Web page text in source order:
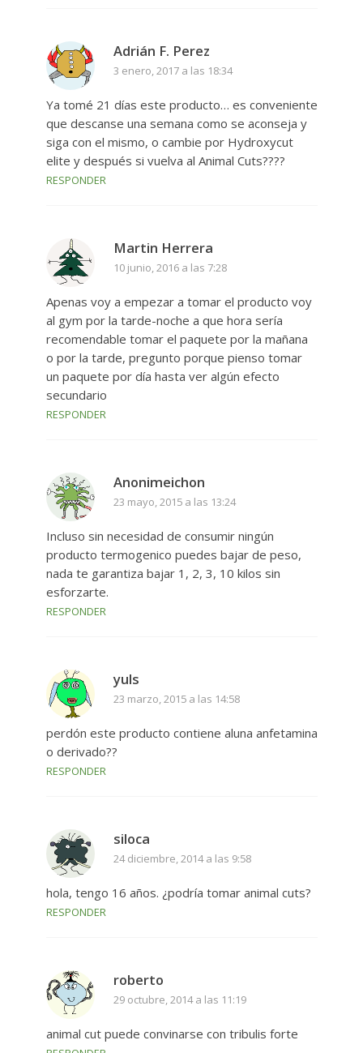
Adrián F. Perez
3 enero, 2017 a las 18:34
Ya tomé 21 días este producto… es conveniente
que descanse una semana como se aconseja y
siga con el mismo, o cambie por Hydroxycut
elite y después si vuelva al Animal Cuts????
RESPONDER
Martin Herrera
10 junio, 2016 a las 7:28
Apenas voy a empezar a tomar el producto voy
al gym por la tarde-noche a que hora sería
recomendable tomar el paquete por la mañana
o por la tarde, pregunto porque pienso tomar
un paquete por día hasta ver algún efecto
secundario
RESPONDER
Anonimeichon
23 mayo, 2015 a las 13:24
Incluso sin necesidad de consumir ningún
producto termogenico puedes bajar de peso,
nada te garantiza bajar 1, 2, 3, 10 kilos sin
esforzarte.
RESPONDER
yuls
23 marzo, 2015 a las 14:58
perdón este producto contiene aluna anfetamina
o derivado??
RESPONDER
siloca
24 diciembre, 2014 a las 9:58
hola, tengo 16 años. ¿podría tomar animal cuts?
RESPONDER
roberto
29 octubre, 2014 a las 11:19
animal cut puede convinarse con tribulis forte